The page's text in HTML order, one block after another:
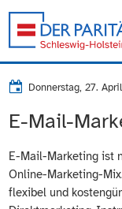
Donnerstag, 27.
E-Mail-
E-Mail-Marketing ist
Online-Marketing-
flexibel und